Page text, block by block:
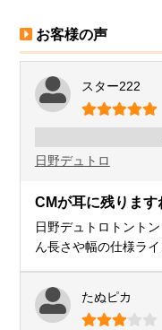
散水
高圧洗浄車
飼
粉粒体
お客様の声
スター222
日野デュトロ
CMが耳に残ります
日野デュトロトント
ん長さや幅の仕様ラ
たぬピカ